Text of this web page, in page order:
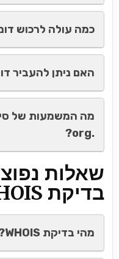
כמה עולה לרכוש
האם ניתן להעביר
.org?
שאלות
בדיקת WHOIS
מהי בדיקת WHOIS?